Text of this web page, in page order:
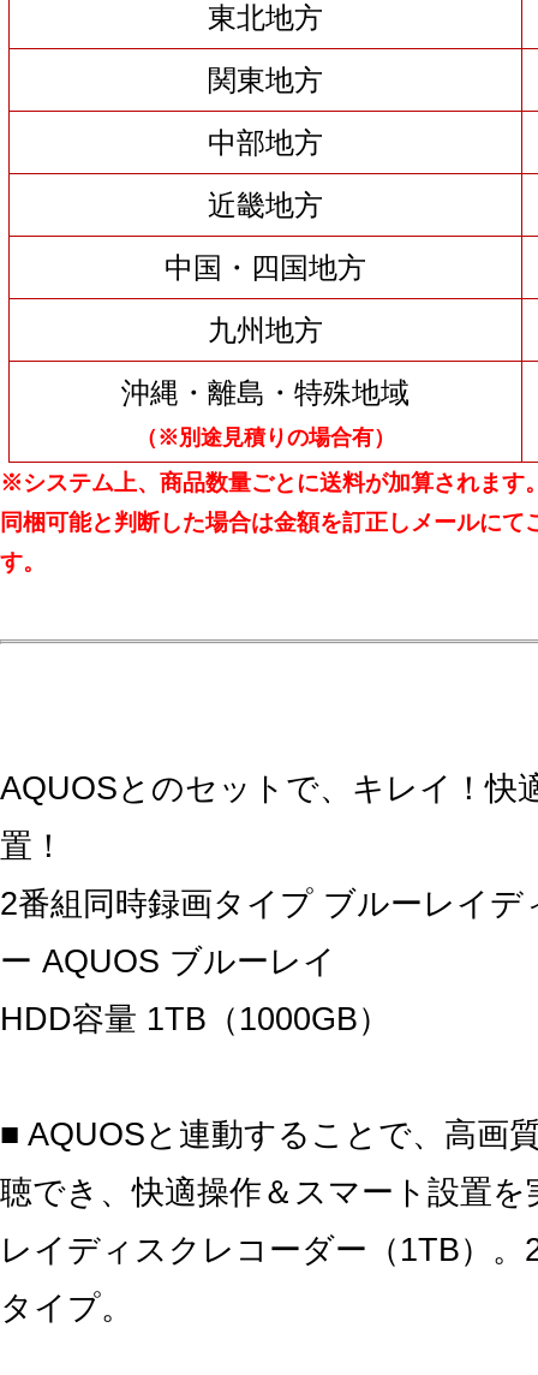
東北地方
関東地方
中部地方
近畿地方
中国・四国地方
九州地方
沖縄・離島・特殊地域
（※別途見積りの場合有）
※システム上、商品数量ごとに送料が加算されます
同梱可能と判断した場合は金額を訂正しメールにて
す。
AQUOSとのセットで、キレイ！快
置！
2番組同時録画タイプ ブルーレイデ
ー AQUOS ブルーレイ
HDD容量 1TB（1000GB）
■ AQUOSと連動することで、高画
聴でき、快適操作＆スマート設置
レイディスクレコーダー（1TB）。
タイプ。